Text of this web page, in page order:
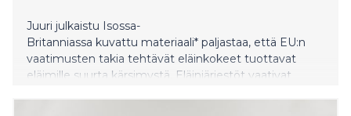
Juuri julkaistu Isossa-
Britanniassa kuvattu materiaali* paljastaa, että EU:n
vaatimusten takia tehtävät eläinkokeet tuottavat
eläimille suurta kärsimystä. Eläinjärjestöt vaativat